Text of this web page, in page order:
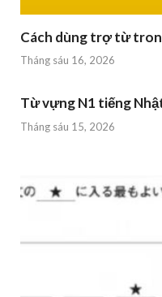
Cách dùng trợ từ
Tháng sáu 16, 2026
Từ vựng N1 tiếng
Tháng sáu 15, 2026